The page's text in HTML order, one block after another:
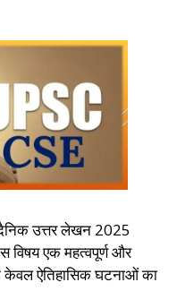
उत्तर लेखन 2025
विषय एक महत्वपूर्ण और
केवल ऐतिहासिक घटनाओं का